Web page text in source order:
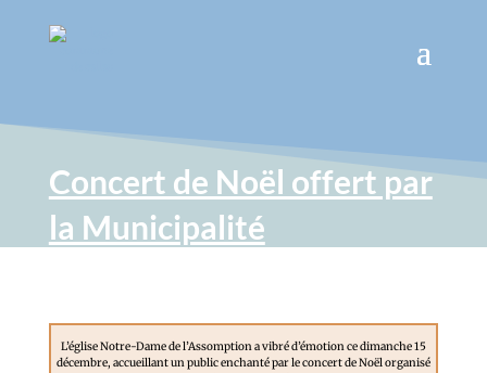
Concert de Noël offert par
la Municipalité
L’église Notre-Dame de l’Assomption a vibré d’émotion ce dimanche 15
décembre, accueillant un public enchanté par le concert de Noël organisé